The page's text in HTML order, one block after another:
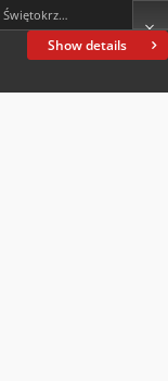
Show details
Akademia Świętokrzyska im. Jana Kochanowskiego (Kielce)